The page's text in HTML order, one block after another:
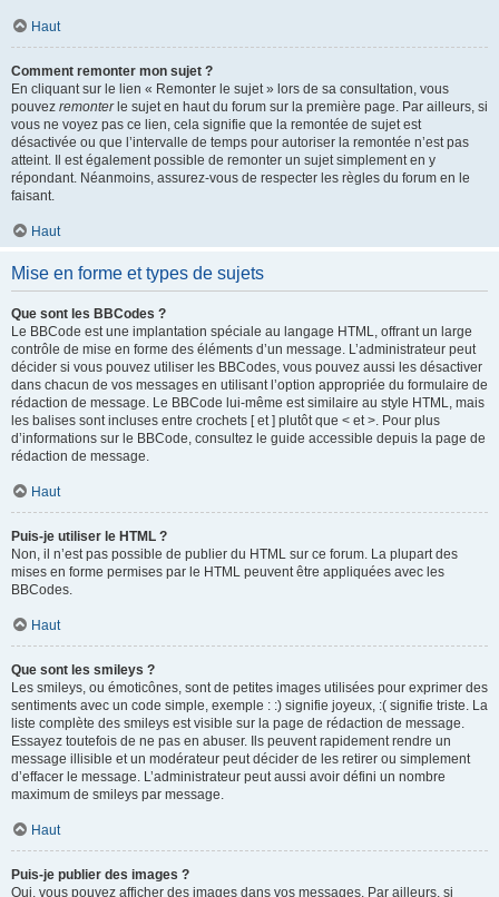
Haut
Comment remonter mon sujet ?
En cliquant sur le lien « Remonter le sujet » lors de sa consultation, vous
pouvez remonterle sujet en haut du forum sur la première page. Par ailleurs, si
vous ne voyez pas ce lien, cela signifie que la remontée de sujet est
désactivée ou que l’intervalle de temps pour autoriser la remontée n’est pas
atteint. Il est également possible de remonter un sujet simplement en y
répondant. Néanmoins, assurez-vous de respecter les règles du forum en le
faisant.
Haut
Mise en forme et types de sujets
Que sont les BBCodes ?
Le BBCode est une implantation spéciale au langage HTML, offrant un large
contrôle de mise en forme des éléments d’un message. L’administrateur peut
décider si vous pouvez utiliser les BBCodes, vous pouvez aussi les désactiver
dans chacun de vos messages en utilisant l’option appropriée du formulaire de
rédaction de message. Le BBCode lui-même est similaire au style HTML, mais
les balises sont incluses entre crochets [ et ] plutôt que < et >. Pour plus
d’informations sur le BBCode, consultez le guide accessible depuis la page de
rédaction de message.
Haut
Puis-je utiliser le HTML ?
Non, il n’est pas possible de publier du HTML sur ce forum. La plupart des
mises en forme permises par le HTML peuvent être appliquées avec les
BBCodes.
Haut
Que sont les smileys ?
Les smileys, ou émoticônes, sont de petites images utilisées pour exprimer des
sentiments avec un code simple, exemple : :) signifie joyeux, :( signifie triste. La
liste complète des smileys est visible sur la page de rédaction de message.
Essayez toutefois de ne pas en abuser. Ils peuvent rapidement rendre un
message illisible et un modérateur peut décider de les retirer ou simplement
d’effacer le message. L’administrateur peut aussi avoir défini un nombre
maximum de smileys par message.
Haut
Puis-je publier des images ?
Oui, vous pouvez afficher des images dans vos messages. Par ailleurs, si